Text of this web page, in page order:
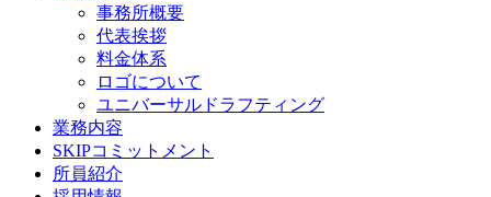
事務所概要
代表挨拶
料金体系
ロゴについて
ユニバーサルドラフティング
業務内容
SKIPコミットメント
所員紹介